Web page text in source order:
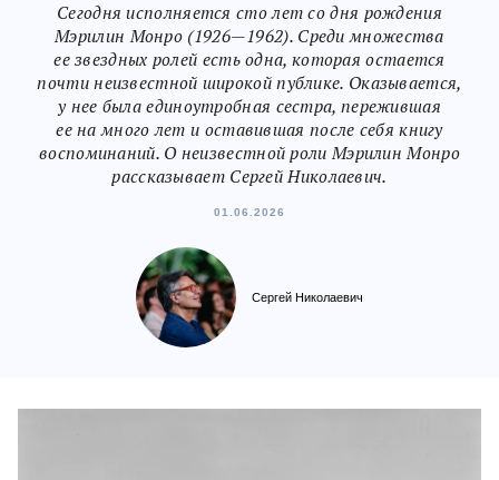
Сегодня исполняется сто лет со дня рождения
Мэрилин Монро (1926—1962). Среди множества
ее звездных ролей есть одна, которая остается
почти неизвестной широкой публике. Оказывается,
у нее была единоутробная сестра, пережившая
ее на много лет и оставившая после себя книгу
воспоминаний. О неизвестной роли Мэрилин Монро
рассказывает Сергей Николаевич.
01.06.2026
Сергей Николаевич